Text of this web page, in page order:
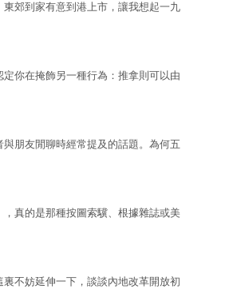
郊到家有意到港上市，讓我想起一九
你在掩飾另一種行為：推拿則可以由
朋友閒聊時經常提及的話題。為何五
真的是那種按圖索驥、根據雜誌或美
不妨延伸一下，談談內地改革開放初